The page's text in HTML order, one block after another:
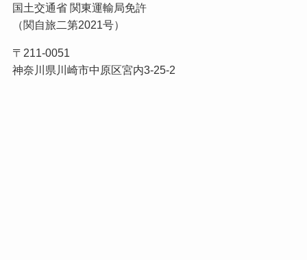
国土交通省 関東運輸局免許
（関自旅二第2021号）
〒211-0051
神奈川県川崎市中原区宮内3-25-2